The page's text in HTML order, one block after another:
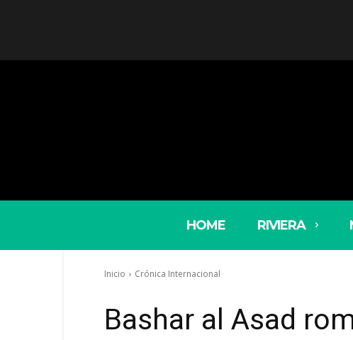
HOME RIVIERA
Inicio Crónica Internacional
Bashar al Asad